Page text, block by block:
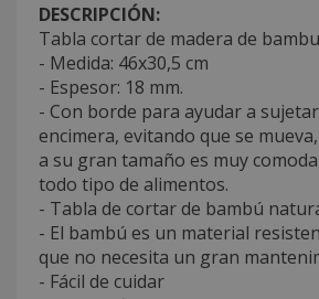
DESCRIPCIÓN:
Tabla cortar de madera de
- Medida: 46x30,5 cm
- Espesor: 18 mm.
- Con borde para ayudar a
encimera, evitando que se
a su gran tamaño es muy
todo tipo de alimentos.
- Tabla de cortar de bambú
- El bambú es un material
que no necesita un gran
- Fácil de cuidar